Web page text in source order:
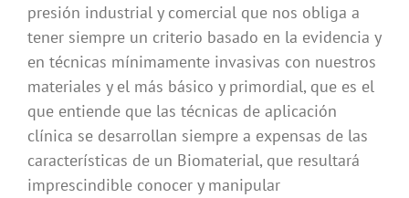
presión industrial y comercial que nos obliga a
tener siempre un criterio basado en la evidencia y
en técnicas mínimamente invasivas con nuestros
materiales y el más básico y primordial, que es el
que entiende que las técnicas de aplicación
clínica se desarrollan siempre a expensas de las
características de un Biomaterial, que resultará
imprescindible conocer y manipular